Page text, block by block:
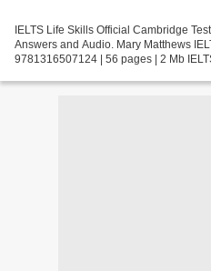
IELTS Life Skills Official Cambridge
Answers and Audio. Mary Matthews
9781316507124 | 56 pages | 2 Mb